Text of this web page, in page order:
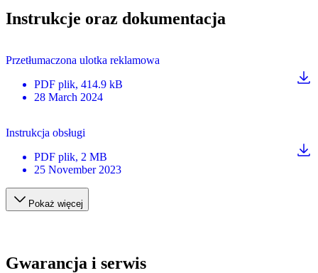
Instrukcje oraz dokumentacja
Przetłumaczona ulotka reklamowa
PDF plik, 414.9 kB
28 March 2024
Instrukcja obsługi
PDF plik, 2 MB
25 November 2023
Pokaż więcej
Gwarancja i serwis